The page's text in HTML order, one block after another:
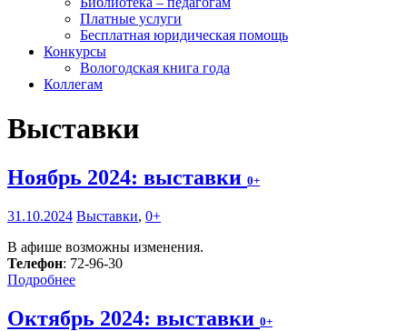
Платные услуги
Бесплатная юридическая помощь
Конкурсы
Вологодская книга года
Коллегам
Выставки
Ноябрь 2024: выставки 0+
31.10.2024 Выставки, 0+
В афише возможны изменения.
Телефон: 72-96-30
Подробнее
Октябрь 2024: выставки 0+